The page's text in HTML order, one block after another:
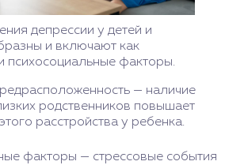
депрессии у детей и
и включают как
психосоциальные факторы.
— наличие
родственников повышает
расстройства у ребенка.
факторы — стрессовые события